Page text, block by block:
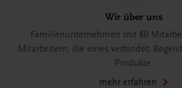
Wir über uns
Familienunternehmen mit 80
Mitarbeitern, die eines verbindet:
Produkte.
mehr erfahren